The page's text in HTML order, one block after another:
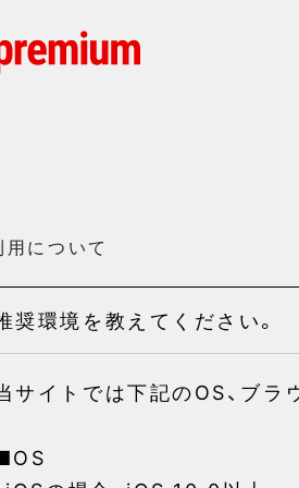
について
奨環境を教えてください。
サイトでは下記のOS、ブラ